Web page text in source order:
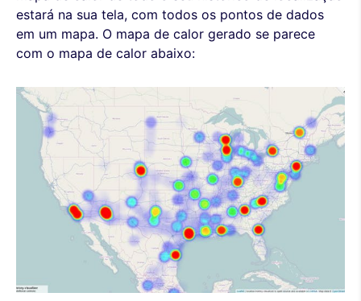
estará na sua tela, com todos os pontos de dados
em um mapa. O mapa de calor gerado se parece
com o mapa de calor abaixo: